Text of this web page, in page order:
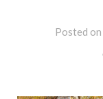
Posted on